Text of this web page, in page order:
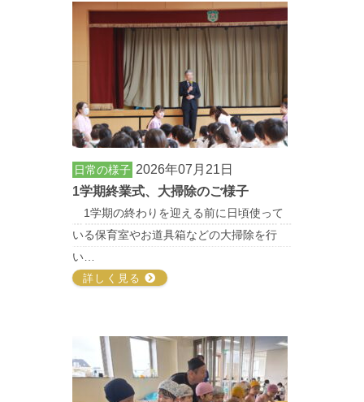
日常の様子 2026年07月21日
1学期終業式、大掃除のご様子
1学期の終わりを迎える前に日頃使って
いる保育室やお道具箱などの大掃除を行
い…
詳しく見る